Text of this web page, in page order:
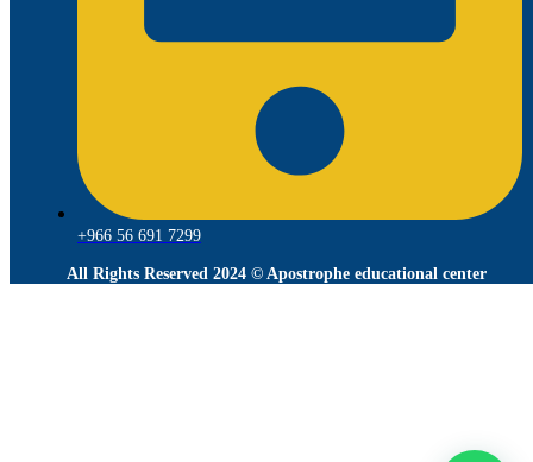
+966 56 691 7299
All Rights Reserved 2024 © Apostrophe educational center